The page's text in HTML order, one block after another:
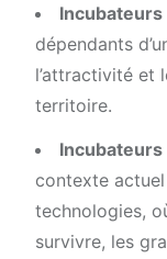
dépendants
l’attractivité et
territoire.
contexte
technologies,
survivre, les